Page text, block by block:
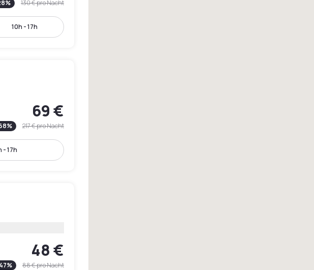
% 130 €pro Nacht
10h - 17h
69 €
% 217 €pro Nacht
- 17h
48 €
47% 88 €pro Nacht